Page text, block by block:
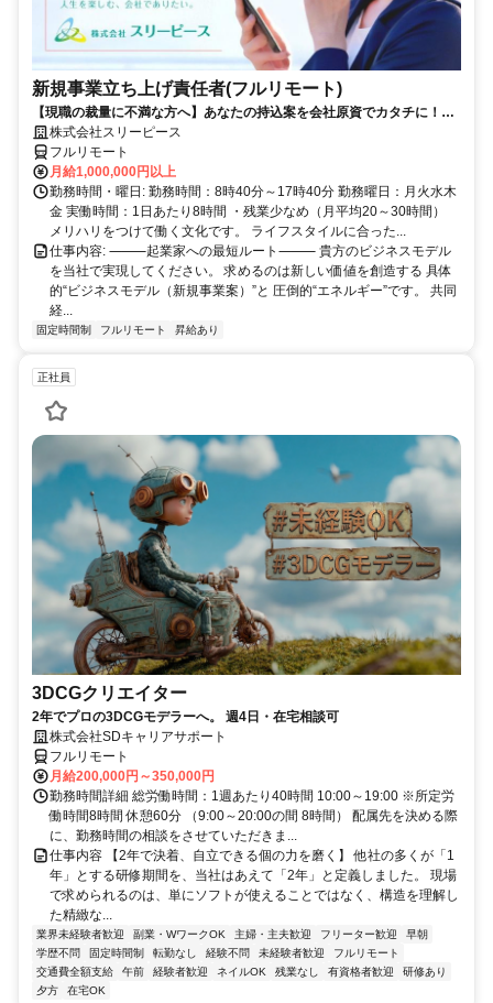
新規事業立ち上げ責任者(フルリモート)
【現職の裁量に不満な方へ】あなたの持込案を会社原資でカタチに！最
短6ヶ月で共同経営者の道へ
株式会社スリーピース
フルリモート
月給1,000,000円以上
勤務時間・曜日: 勤務時間：8時40分～17時40分 勤務曜日：月火水木
金 実働時間：1日あたり8時間 ・残業少なめ（月平均20～30時間）
メリハリをつけて働く文化です。 ライフスタイルに合った...
仕事内容: ⸻起業家への最短ルート⸻ 貴方のビジネスモデル
を当社で実現してください。 求めるのは新しい価値を創造する 具体
的“ビジネスモデル（新規事業案）”と 圧倒的“エネルギー”です。 共同
経...
固定時間制 フルリモート 昇給あり
正社員
3DCGクリエイター
2年でプロの3DCGモデラーへ。 週4日・在宅相談可
株式会社SDキャリアサポート
フルリモート
月給200,000円～350,000円
勤務時間詳細 総労働時間：1週あたり40時間 10:00～19:00 ※所定労
働時間8時間 休憩60分 （9:00～20:00の間 8時間） 配属先を決める際
に、勤務時間の相談をさせていただきま...
仕事内容 【2年で決着、自立できる個の力を磨く】 他社の多くが「1
年」とする研修期間を、当社はあえて「2年」と定義しました。 現場
で求められるのは、単にソフトが使えることではなく、構造を理解し
た精緻な...
業界未経験者歓迎 副業・WワークOK 主婦・主夫歓迎 フリーター歓迎
早朝
学歴不問
固定時間制 転勤なし 経験不問 未経験者歓迎
フルリモート
交通費全額支給
午前 経験者歓迎 ネイルOK 残業なし 有資格者歓迎
研修あり
夕方
在宅OK